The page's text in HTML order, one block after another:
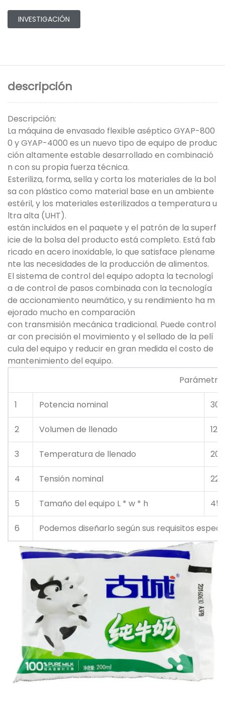
INVESTIGACIÓN
descripción
Descripción:
La máquina de envasado flexible aséptico GYAP-800
0 y GYAP-4000 es un nuevo tipo de equipo de produc
ción altamente estable desarrollado en combinació
n con su propia fuerza técnica.
Esteriliza, forma, sella y corta los materiales de la bol
sa con plástico como material base en un ambiente
estéril, y los materiales esterilizados a temperatura u
ltra alta (UHT).
están incluidos en el paquete y el patrón de la superf
icie de la bolsa del producto está completo. Está fab
ricado en acero inoxidable, lo que satisface plename
nte las necesidades de la producción de alimentos.
El sistema de control del equipo adopta la tecnologí
a de control de pasos combinada con la tecnología
de accionamiento neumático, y su rendimiento ha m
ejorado mucho en comparación
con transmisión mecánica tradicional. Puede control
ar con precisión el movimiento y el sellado de la pelí
cula del equipo y reducir en gran medida el costo de
mantenimiento del equipo.
Parámetros técnicos
1 Potencia nominal
2 Volumen de llenado
3 Temperatura de llenado
4 Tensión nominal
5 Tamaño del equipo L * w * h
6 Podemos diseñarlo según sus requisitos